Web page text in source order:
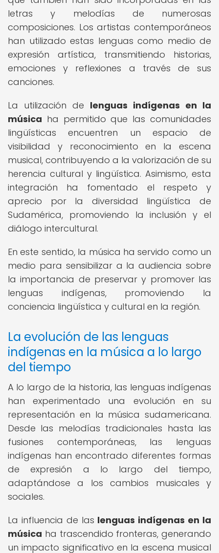
letras y melodías de numerosas
composiciones. Los artistas contemporáneos
han utilizado estas lenguas como medio de
expresión artística, transmitiendo historias,
emociones y reflexiones a través de sus
canciones.
La utilización de lenguas indígenas en la
música ha permitido que las comunidades
lingüísticas encuentren un espacio de
visibilidad y reconocimiento en la escena
musical, contribuyendo a la valorización de su
herencia cultural y lingüística. Asimismo, esta
integración ha fomentado el respeto y
aprecio por la diversidad lingüística de
Sudamérica, promoviendo la inclusión y el
diálogo intercultural.
En este sentido, la música ha servido como un
medio para sensibilizar a la audiencia sobre
la importancia de preservar y promover las
lenguas indígenas, promoviendo la
conciencia lingüística y cultural en la región.
La evolución de las lenguas
indígenas en la música a lo largo
del tiempo
A lo largo de la historia, las lenguas indígenas
han experimentado una evolución en su
representación en la música sudamericana.
Desde las melodías tradicionales hasta las
fusiones contemporáneas, las lenguas
indígenas han encontrado diferentes formas
de expresión a lo largo del tiempo,
adaptándose a los cambios musicales y
sociales.
La influencia de las lenguas indígenas en la
música ha trascendido fronteras, generando
un impacto significativo en la escena musical